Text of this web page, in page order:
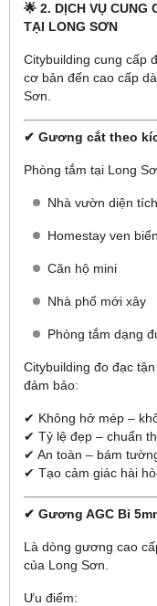
🌟 2. DỊCH VỤ CUNG
TẠI LONG SƠN
Citybuilding cung cấp
cơ bản đến cao cấp
Sơn.
✔ Gương cắt theo
Phòng tắm tại Long
Nhà vườn diện
Homestay ven biển
Căn hộ mini
Nhà phố mới xây
Phòng tắm dạng
Citybuilding đo đạc
đảm bảo:
✔ Không hở mép –
✔ Tỷ lệ đẹp – chuẩn
✔ An toàn – bám
✔ Tạo cảm giác hài
✔ Gương AGC Bỉ
Là dòng gương cao
của Long Sơn.
Ưu điểm: